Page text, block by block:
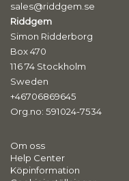
sales@riddgem.se
Riddgem
Simon Ridderborg
Box 470
116 74 Stockholm
Sweden
+46706869645
Org.no: 591024-7534
Om oss
Help Center
Köpinformation